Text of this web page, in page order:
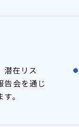
潜在リス
告会を通じ
。